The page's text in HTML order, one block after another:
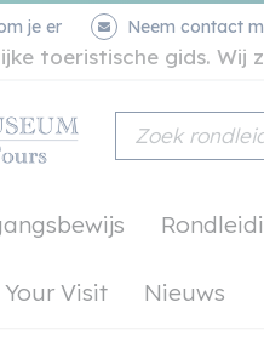
je er Neem contact
toeristische gids.
Visit Nieuws